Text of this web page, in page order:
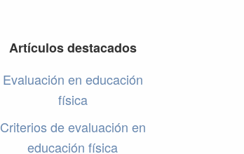
Artículos destacados
Evaluación en educación
física
Criterios de evaluación en
educación física